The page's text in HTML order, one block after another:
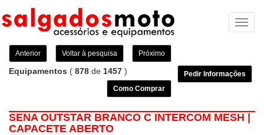
Anterior Voltar à pesquisa Próximo
Equipamentos ( 878 de 1457 )
Pedir Informações
Como Comprar
SENA OUTSTAR BRANCO C INTERCOM MESH |
CAPACETE ABERTO